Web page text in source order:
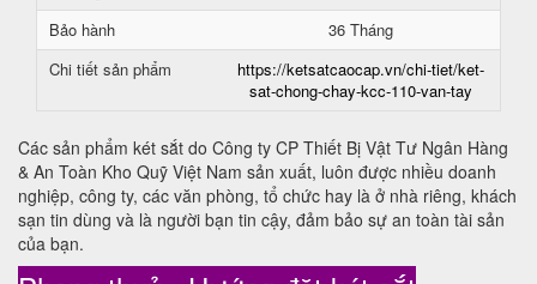
Bảo hành
36 Tháng
Chi tiết sản phẩm
https://ketsatcaocap.vn/chi-tiet/ket-
sat-chong-chay-kcc-110-van-tay
Các sản phẩm két sắt do Công ty CP Thiết Bị Vật Tư Ngân Hàng
& An Toàn Kho Quỹ Việt Nam sản xuất, luôn được nhiều doanh
nghiệp, công ty, các văn phòng, tổ chức hay là ở nhà riêng, khách
sạn tin dùng và là người bạn tin cậy, đảm bảo sự an toàn tài sản
của bạn.